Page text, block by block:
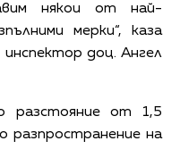
някои от най-
мерки“, каза
доц. Ангел
разстояние от 1,5
разпространение на